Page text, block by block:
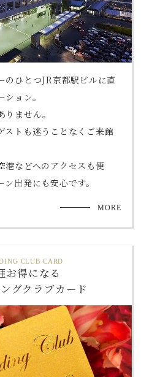
のひとつJR京都駅ビルに直
ョン。
ません。
ストも迷うことなくご来館
港などへのアクセスも便
出発にも安心です。
MORE
CLUB CARD
お得になる
グクラブカード